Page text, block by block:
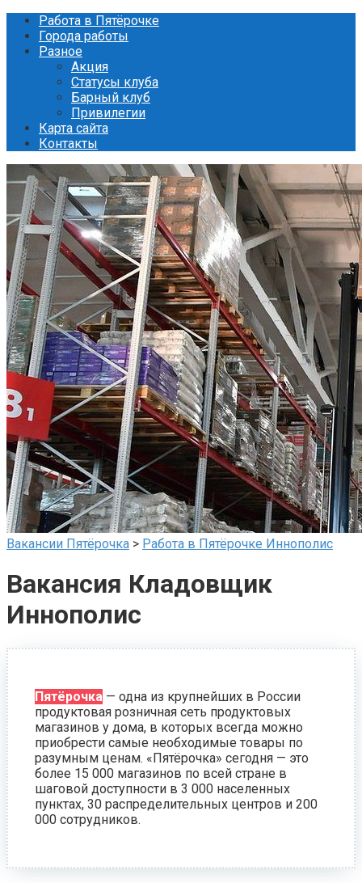
Перейти
контенту
Работа в Пятёрочке
Города работы
Разное
Акция
Статусы клуба
Барный клуб
Привилегии
Карта сайта
Контакты
Вакансии Пятёрочка > Работа в Пятёрочке Иннополис
Вакансия Кладовщик
Иннополис
Пятёрочка — одна из крупнейших в России
продуктовая розничная сеть продуктовых
магазинов у дома, в которых всегда можно
приобрести самые необходимые товары по
разумным ценам. «Пятёрочка» сегодня — это
более 15 000 магазинов по всей стране в
шаговой доступности в 3 000 населенных
пунктах, 30 распределительных центров и 200
000 сотрудников.